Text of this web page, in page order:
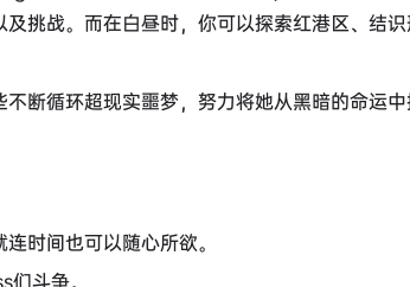
挑战。而在白昼时，你可以探索红港区、结
断循环超现实噩梦，努力将她从黑暗的命运中
时间也可以随心所欲。
斗争。